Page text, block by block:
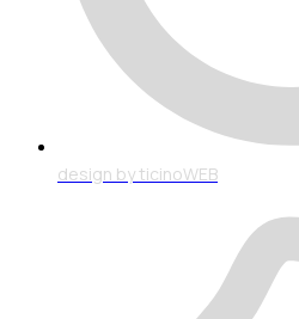
design by ticinoWEB